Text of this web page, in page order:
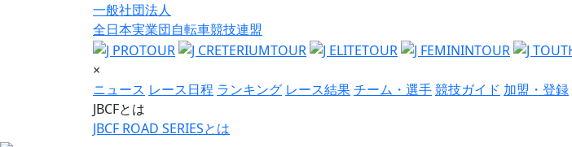
一般社団法人
全日本実業団自転車競技連盟
×
ニュース レース日程 ランキング レース結果チーム・選手競技ガイド 加盟・登録
JBCFとは
JBCF ROAD SERIESとは